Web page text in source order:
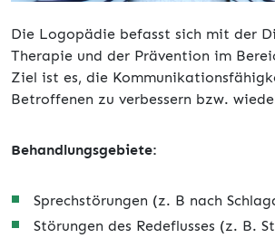
Die Logopädie befasst sich mit der
Therapie und der Prävention im
Ziel ist es, die
Betroffenen zu verbessern bzw.
Behandlungsgebiete:
Sprechstörungen (z. B nach
Störungen des Redeflusses (z. B.